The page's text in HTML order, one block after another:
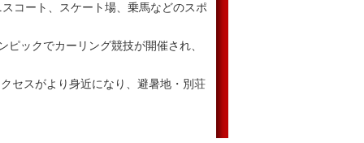
コート、スケート場、乗馬などのスポ
ックでカーリング競技が開催され、
セスがより身近になり、避暑地・別荘